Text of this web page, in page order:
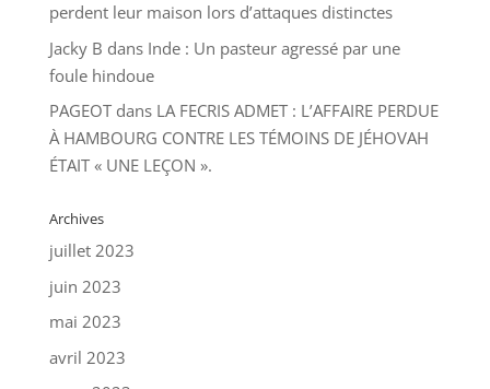
perdent leur maison lors d’attaques distinctes
Jacky B dans Inde : Un pasteur agressé par une
foule hindoue
PAGEOTdans LA FECRIS ADMET : L’AFFAIRE PERDUE
À HAMBOURG CONTRE LES TÉMOINS DE JÉHOVAH
ÉTAIT « UNE LEÇON ».
Archives
juillet 2023
juin 2023
mai 2023
avril 2023